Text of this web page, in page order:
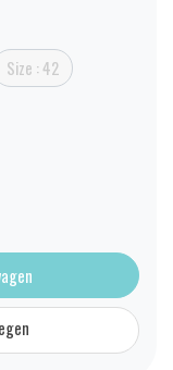
Size : 42